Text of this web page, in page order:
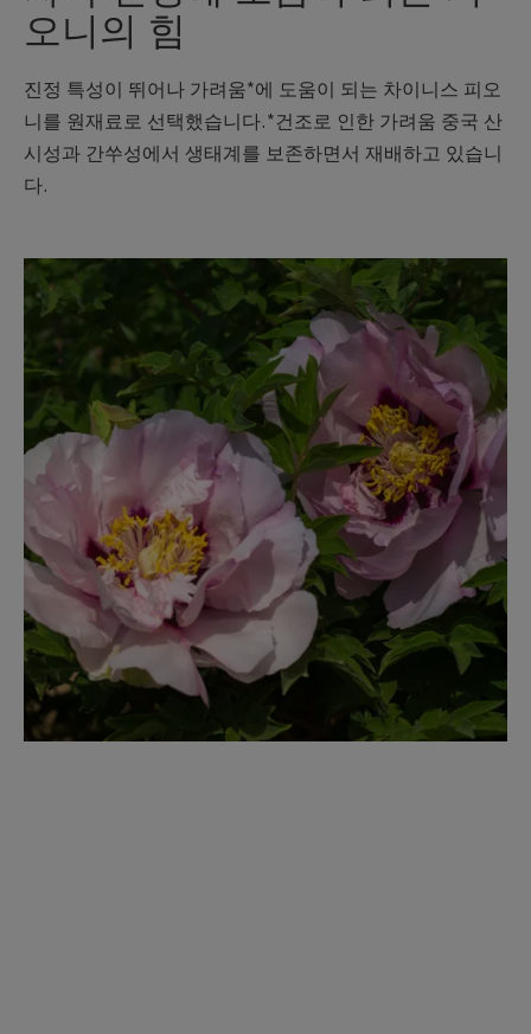
오니의 힘
진정 특성이 뛰어나 가려움*에 도움이 되는 차이니스 피오
니를 원재료로 선택했습니다.*건조로 인한 가려움 중국 산
시성과 간쑤성에서 생태계를 보존하면서 재배하고 있습니
다.